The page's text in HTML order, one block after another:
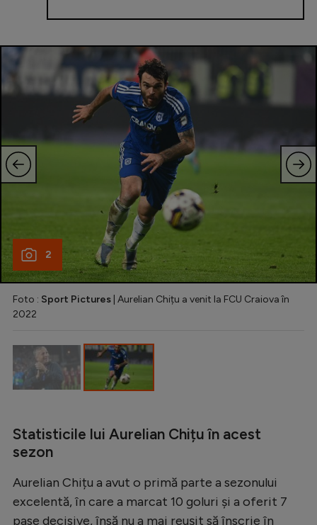
Creează cont
2
Foto : Sport Pictures | Aurelian Chițu a venit la FCU Craiova în
2022
Statisticile lui Aurelian Chițu în acest
sezon
Aurelian Chițu a avut o primă parte a sezonului
excelentă, în care a marcat 10 goluri și a oferit 7
pase decisive, însă nu a mai reușit să înscrie în